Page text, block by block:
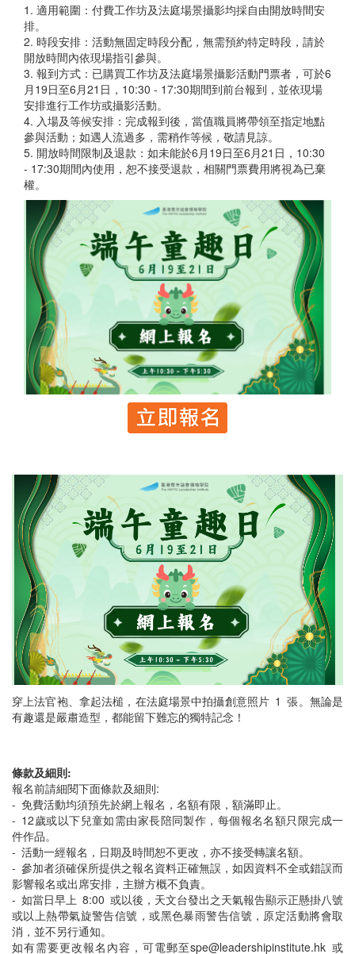
1. 適用範圍：付費工作坊及法庭場景攝影均採自由開放時間安
排。
2. 時段安排：活動無固定時段分配，無需預約特定時段，請於
開放時間內依現場指引參與。
3. 報到方式：已購買工作坊及法庭場景攝影活動門票者，可於6
月19日至6月21日，10:30 - 17:30期間到前台報到，並依現場
安排進行工作坊或攝影活動。
4. 入場及等候安排：完成報到後，當值職員將帶領至指定地點
參與活動；如遇人流過多，需稍作等候，敬請見諒。
5. 開放時間限制及退款：如未能於6月19日至6月21日，10:30
- 17:30期間內使用，恕不接受退款，相關門票費用將視為已棄
權。
穿上法官袍、拿起法槌，在法庭場景中拍攝創意照片 1 張。無論是
有趣還是嚴肅造型，都能留下難忘的獨特記念！
條款及細則:
報名前請細閱下面條款及細則:
- 免費活動均須預先於網上報名，名額有限，額滿即止。
- ⁠12歲或以下兒童如需由家長陪同製作，每個報名名額只限完成一
件作品。
- 活動一經報名，日期及時間恕不更改，亦不接受轉讓名額。
-⁠ 參加者須確保所提供之報名資料正確無誤，如因資料不全或錯誤而
影響報名或出席安排，主辦方概不負責。
- ⁠如當日早上 8:00 或以後，天文台發出之天氣報告顯示正懸掛八號
或以上熱帶氣旋警告信號，或黑色暴雨警告信號，原定活動將會取
消，並不另行通知。
如有需要更改報名內容，可電郵至spe@leadershipinstitute.hk 或